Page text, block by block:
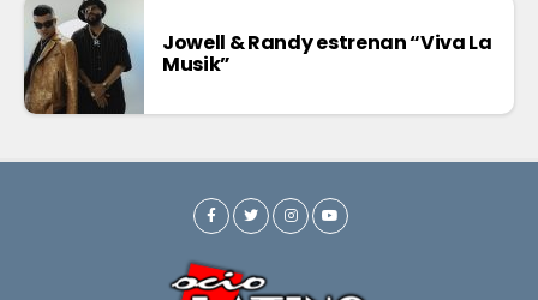
Jowell & Randy estrenan “Viva La
Musik”